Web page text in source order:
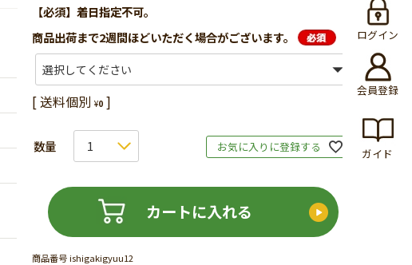
【必須】着日指定不可。
商品出荷まで2週間ほどいただく場合がございます。
送料個別 ¥0
お気に入りに登録する
カートに入れる
商品番号ishigakigyuu12
ログイン
会員登録
ガイド